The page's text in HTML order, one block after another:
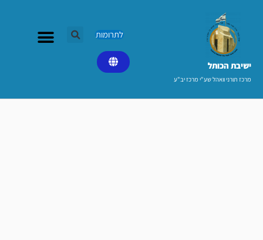
ישיבת הכותל​
מרכז תורני וואהל שע"י מרכז יב"ע
לתרומות